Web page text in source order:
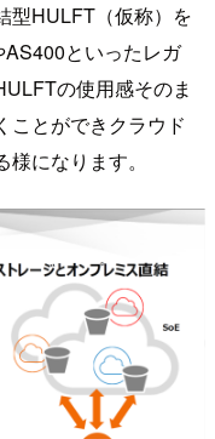
型HULFT（仮称）を
といったレガ
の使用感そのま
ことができクラウド
になります。